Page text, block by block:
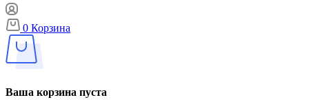
0 Корзина
Ваша корзина пуста